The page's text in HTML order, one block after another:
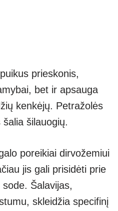
prieskonis,
bet ir apsauga
kenkėjų. Petražolės
šilauogių.
poreikiai dirvožemiui
jis gali prisidėti prie
Šalavijas,
skleidžia specifinį